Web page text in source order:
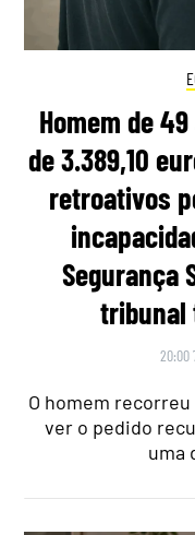
Homem de
de 3.389,10
retroativos
Segurança
tribunal
20:00
O homem
ver o pedido
uma